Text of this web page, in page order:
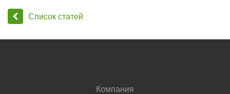
Список статей
Компания